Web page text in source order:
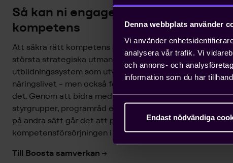
Denna webbplats använder
Vi använder
analysera vår trafik. Vi
och annons- och
information som du har
Endast nödvändiga
Så kan ni engagera er i framtidens
kompetens
Att säkra rätt kompetens är en av teknikföretags
största strategiska utmaningar. Det behövs ett
utbildningssystem som utvecklas i samklang med
näringslivet - men också företag som engagerar sig i
det. Genom att bidra med praktikplatser, delta i
styrgrupper, programråd eller samarbeta med skolor
på andra sätt går det att påverka
kompetensförsörjningen i praktiken.
Till Boosta samverkan